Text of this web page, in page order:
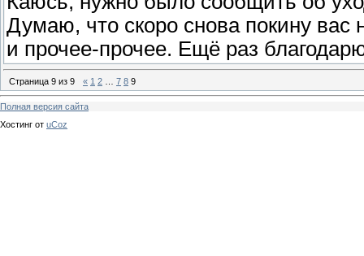
Думаю, что скоро снова покину вас
и прочее-прочее. Ещё раз
Страница 9 из 9 « 1 2 7 8 9
Полная версия сайта
Хостинг от uCoz